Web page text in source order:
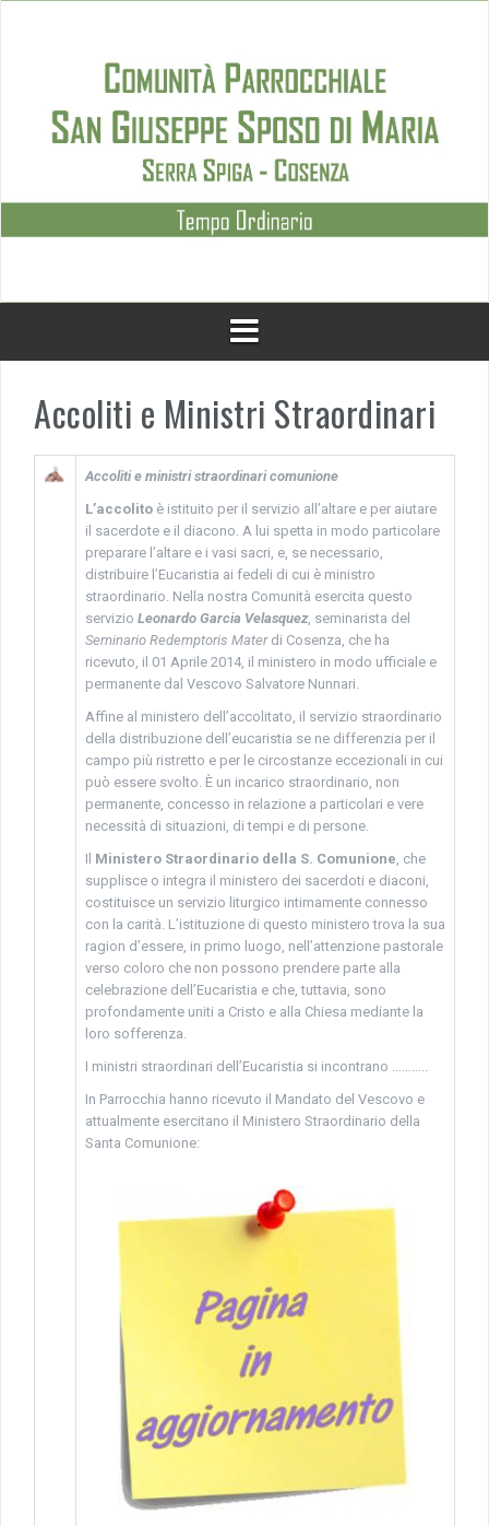
Accoliti e Ministri Straordinari
Accoliti e ministri straordinari comunione
L’accolito è istituito per il servizio all’altare e per aiutare
il sacerdote e il diacono. A lui spetta in modo particolare
preparare l’altare e i vasi sacri, e, se necessario,
distribuire l’Eucaristia ai fedeli di cui è ministro
straordinario. Nella nostra Comunità esercita questo
servizio Leonardo Garcia Velasquez, seminarista del
Seminario Redemptoris Materdi Cosenza, che ha
ricevuto, il 01 Aprile 2014, il ministero in modo ufficiale e
permanente dal Vescovo Salvatore Nunnari.
Affine al ministero dell’accolitato, il servizio straordinario
della distribuzione dell’eucaristia se ne differenzia per il
campo più ristretto e per le circostanze eccezionali in cui
può essere svolto. È un incarico straordinario, non
permanente, concesso in relazione a particolari e vere
necessità di situazioni, di tempi e di persone.
Il Ministero Straordinario della S. Comunione, che
supplisce o integra il ministero dei sacerdoti e diaconi,
costituisce un servizio liturgico intimamente connesso
con la carità. L’istituzione di questo ministero trova la sua
ragion d’essere, in primo luogo, nell’attenzione pastorale
verso coloro che non possono prendere parte alla
celebrazione dell’Eucaristia e che, tuttavia, sono
profondamente uniti a Cristo e alla Chiesa mediante la
loro sofferenza.
I ministri straordinari dell’Eucaristia si incontrano ………..
In Parrocchia hanno ricevuto il Mandato del Vescovo e
attualmente esercitano il Ministero Straordinario della
Santa Comunione: